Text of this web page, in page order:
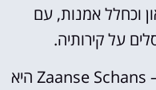
וכחלל אמנות, עם
על קירותיה.
טחנת הרוח של זאנסה סכאנס – Zaanse Schans היא